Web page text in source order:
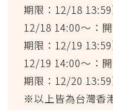
期限：12/18 13:59
12/18 14:00～：
期限：12/19 13:59
12/19 14:00～：
期限：12/20 13:59
※以上皆為台灣香